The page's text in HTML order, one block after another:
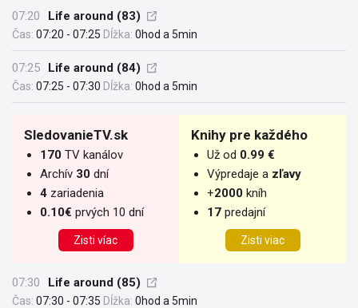
07:20 Life around (83)
Čas: 07:20 - 07:25 Dĺžka: 0hod a 5min
07:25 Life around (84)
Čas: 07:25 - 07:30 Dĺžka: 0hod a 5min
SledovanieTV.sk
170 TV kanálov
Archív 30 dní
4 zariadenia
0.10€ prvých 10 dní
Zisti víac
Knihy pre každého
Už od 0.99 €
Výpredaje a zľavy
+2000 kníh
17 predajní
Zisti viac
07:30 Life around (85)
Čas: 07:30 - 07:35 Dĺžka: 0hod a 5min